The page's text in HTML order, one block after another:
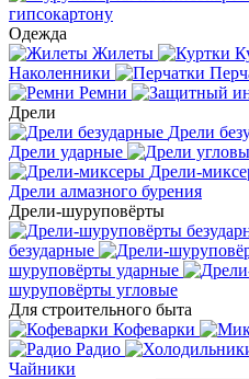
гипсокартону
Одежда
Жилеты
Наколенники
Ремни
Дрели
Дрели
Дрели ударные
Дрели-
Дрели алмазного бурения
Дрели-шуруповёрты
безударные
шуруповёрты ударные
шуруповёрты угловые
Для строительного быта
Кофеварки
Радио
Чайники